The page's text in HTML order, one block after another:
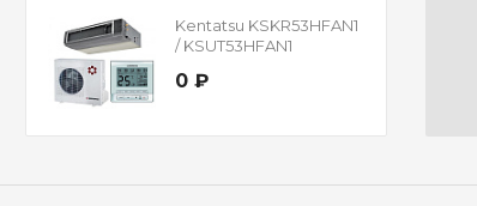
Kentatsu KSKR53HFAN1
/ KSUT53HFAN1
0 ₽